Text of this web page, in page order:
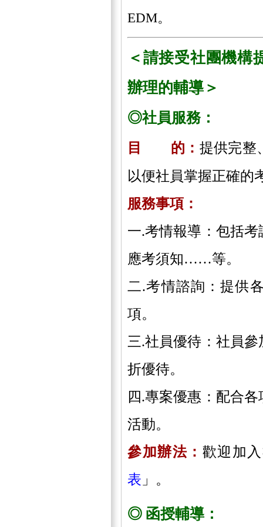
EDM。
＜請接受社團機構
辦理的輔導＞
◎社員服務：
目 的： 提供完整
以便社員掌握正確的
服務事項：
一.考情報導：包括
應考須知……等。
二.考情諮詢：提供
項。
三.社員優待：社員
折優待。
四.專案優惠：配合
活動。
參加辦法： 歡迎加
表 」。
◎ 函授輔導：